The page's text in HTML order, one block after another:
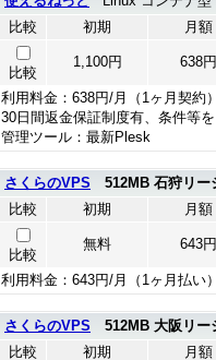
比較
初期 月額
比較
1,100円 638円
利用料金：638円/月（1ヶ月契約
30日間返金保証制度有、条件等を
管理ツール：最新Plesk
さくらのVPS
512MB 石狩リー
比較
初期 月額
比較
無料 643円
利用料金：643円/月（1ヶ月払い
さくらのVPS
512MB 大阪リー
比較
初期 月額